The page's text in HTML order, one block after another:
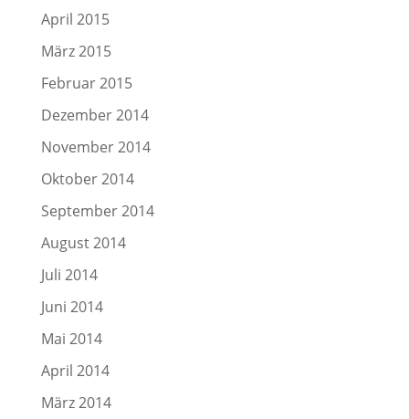
April 2015
März 2015
Februar 2015
Dezember 2014
November 2014
Oktober 2014
September 2014
August 2014
Juli 2014
Juni 2014
Mai 2014
April 2014
März 2014